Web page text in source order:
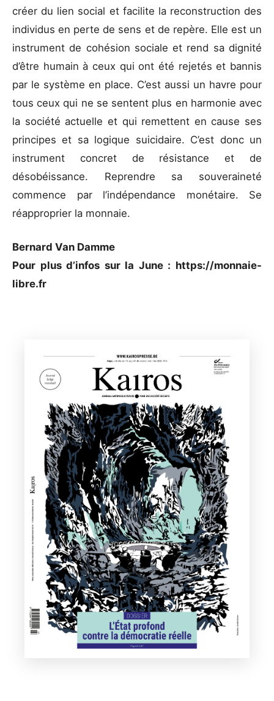
créer du lien social et facilite la reconstruction des
individus en perte de sens et de repère. Elle est un
instrument de cohésion sociale et rend sa dignité
d’être humain à ceux qui ont été rejetés et bannis
par le système en place. C’est aussi un havre pour
tous ceux qui ne se sentent plus en harmonie avec
la société actuelle et qui remettent en cause ses
principes et sa logique suicidaire. C’est donc un
instrument concret de résistance et de
désobéissance. Reprendre sa souveraineté
commence par l’indépendance monétaire. Se
réapproprier la monnaie.
Bernard Van Damme
Pour plus d’infos sur la June : https://monnaie-
libre.fr